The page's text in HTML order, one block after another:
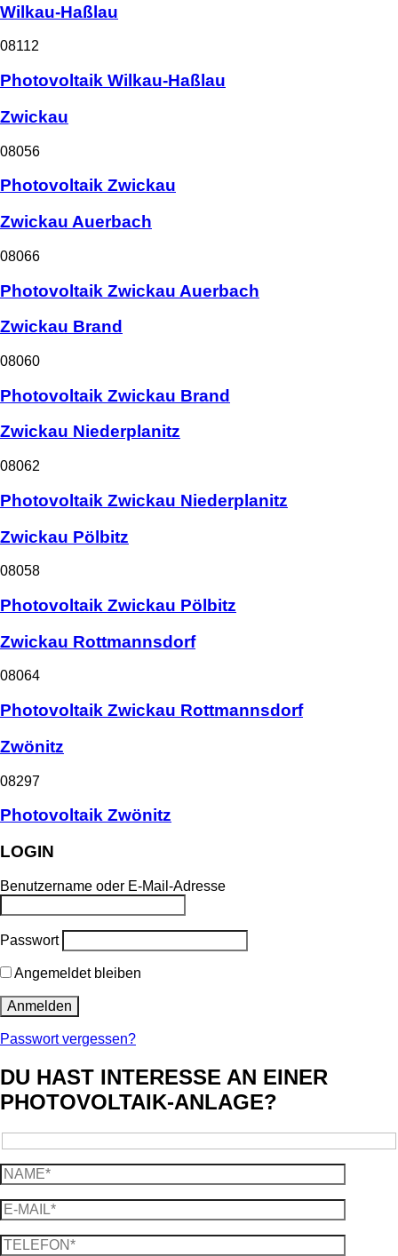
Wilkau-Haßlau
08112
Photovoltaik Wilkau-Haßlau
Zwickau
08056
Photovoltaik Zwickau
Zwickau Auerbach
08066
Photovoltaik Zwickau Auerbach
Zwickau Brand
08060
Photovoltaik Zwickau Brand
Zwickau Niederplanitz
08062
Photovoltaik Zwickau Niederplanitz
Zwickau Pölbitz
08058
Photovoltaik Zwickau Pölbitz
Zwickau Rottmannsdorf
08064
Photovoltaik Zwickau Rottmannsdorf
Zwönitz
08297
Photovoltaik Zwönitz
LOGIN
Benutzername oder E-Mail-Adresse
Passwort
Angemeldet bleiben
Passwort vergessen?
DU HAST INTERESSE AN EINER
PHOTOVOLTAIK-ANLAGE?